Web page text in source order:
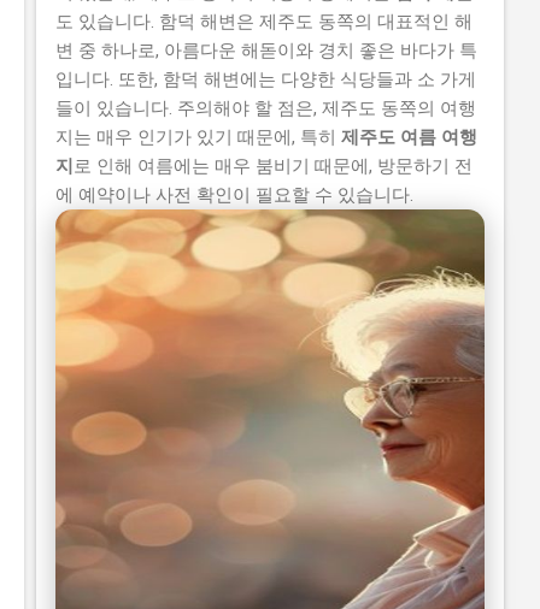
도 있습니다. 함덕 해변은 제주도 동쪽의 대표적인 해
변 중 하나로, 아름다운 해돋이와 경치 좋은 바다가 특
입니다. 또한, 함덕 해변에는 다양한 식당들과 소 가게
들이 있습니다. 주의해야 할 점은, 제주도 동쪽의 여행
지는 매우 인기가 있기 때문에, 특히 제주도 여름 여행
지 로 인해 여름에는 매우 붐비기 때문에, 방문하기 전
에 예약이나 사전 확인이 필요할 수 있습니다.